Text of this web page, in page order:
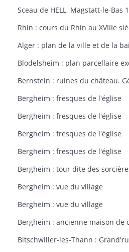
Sceau de HELL, Magstatt-le-Bas
Rhin : cours du Rhin au XVIIIe
Alger : plan de la ville et de la
Blodelsheim : plan parcellaire
Bernstein : ruines du château.
Bergheim : fresques de l'église
Bergheim : fresques de l'église
Bergheim : fresques de l'église
Bergheim : fresques de l'église
Bergheim : tour dite des
Bergheim : vue du village
Bergheim : vue du village